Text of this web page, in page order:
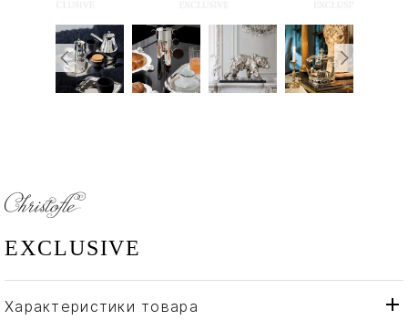
EXCLUSIVE
Характеристики товара